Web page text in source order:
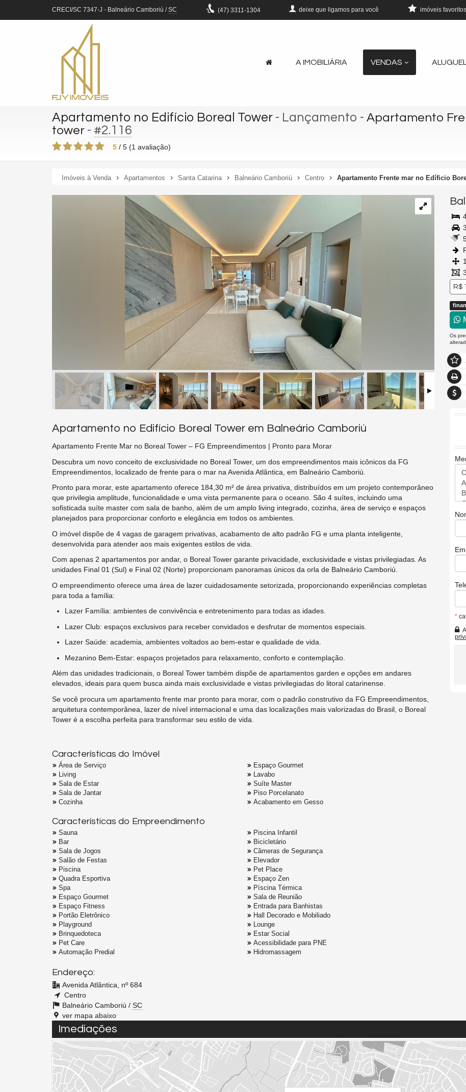
CRECI/SC 7347-J - Balneário Camboriú /SC (47) 3311-1304 deixe que ligamos para você imóveis favoritos
A IMOBILIÁRIA VENDAS
Apartamento no Edifício Boreal Tower - Lançamento - Apartamento
tower - #2.116
5 / 5 (1 avaliação)
Imóveis à Venda Apartamentos Santa Catarina Balneário Camboriú Centro Apartamento Frente mar no Edíficio
Apartamento no Edifício Boreal Tower em Balneário Camboriú
Apartamento Frente Mar no Boreal Tower – FG Empreendimentos | Pronto para Morar
Descubra um novo conceito de exclusividade no Boreal Tower, um dos empreendimentos mais icônicos da FG
Empreendimentos, localizado de frente para o mar na Avenida Atlântica, em Balneário Camboriú.
Pronto para morar, este apartamento oferece 184,30 m² de área privativa, distribuídos em um projeto contemporâneo
que privilegia amplitude, funcionalidade e uma vista permanente para o oceano. São 4 suítes, incluindo uma
sofisticada suíte master com sala de banho, além de um amplo living integrado, cozinha, área de serviço e espaços
planejados para proporcionar conforto e elegância em todos os ambientes.
O imóvel dispõe de 4 vagas de garagem privativas, acabamento de alto padrão FG e uma planta inteligente,
desenvolvida para atender aos mais exigentes estilos de vida.
Com apenas 2 apartamentos por andar, o Boreal Tower garante privacidade, exclusividade e vistas privilegiadas. As
unidades Final 01 (Sul) e Final 02 (Norte) proporcionam panoramas únicos da orla de Balneário Camboriú.
O empreendimento oferece uma área de lazer cuidadosamente setorizada, proporcionando experiências completas
para toda a família:
Lazer Família: ambientes de convivência e entretenimento para todas as idades.
Lazer Club: espaços exclusivos para receber convidados e desfrutar de momentos especiais.
Lazer Saúde: academia, ambientes voltados ao bem-estar e qualidade de vida.
Mezanino Bem-Estar: espaços projetados para relaxamento, conforto e contemplação.
Além das unidades tradicionais, o Boreal Tower também dispõe de apartamentos garden e opções em andares
elevados, ideais para quem busca ainda mais exclusividade e vistas privilegiadas do litoral catarinense.
Se você procura um apartamento frente mar pronto para morar, com o padrão construtivo da FG Empreendimentos,
arquitetura contemporânea, lazer de nível internacional e uma das localizações mais valorizadas do Brasil, o Boreal
Tower é a escolha perfeita para transformar seu estilo de vida.
Características do Imóvel
Área de Serviço
Living
Sala de Estar
Sala de Jantar
Cozinha
Espaço Gourmet
Lavabo
Suíte Master
Piso Porcelanato
Acabamento em Gesso
Características do Empreendimento
Sauna
Bar
Sala de Jogos
Salão de Festas
Piscina
Quadra Esportiva
Spa
Espaço Gourmet
Espaço Fitness
Portão Eletrônico
Playground
Brinquedoteca
Pet Care
Automação Predial
Piscina Infantil
Bicicletário
Câmeras de Segurança
Elevador
Pet Place
Espaço Zen
Pìscina Térmica
Sala de Reunião
Entrada para Banhistas
Hall Decorado e Mobiliado
Lounge
Estar Social
Acessibilidade para PNE
Hidromassagem
Endereço:
Avenida Atlântica, nº 684
Centro
Balneário Camboriú / SC
ver mapa abaixo
R$
Os
*
Imediações